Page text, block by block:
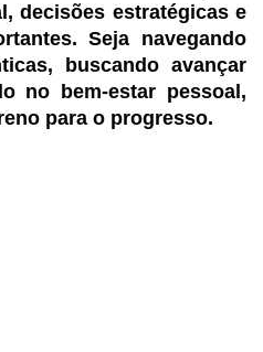
decisões estratégicas e
Seja navegando
buscando avançar
no bem-estar pessoal,
para o progresso.